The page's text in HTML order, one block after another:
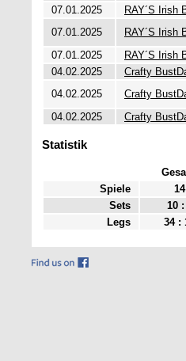
07.01.2025
RAY´S Irish
07.01.2025
RAY´S Irish
07.01.2025
RAY´S Irish
04.02.2025
Crafty
04.02.2025
Crafty
04.02.2025
Crafty
Statistik
Spiele
14
Sets
10 :
Legs
34 :